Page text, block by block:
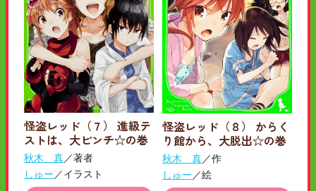
怪盗レッド（７） 進級テ
ストは、大ピンチ☆の巻
秋木 真／著者
しゅー ／イラスト
怪盗レッド（８） からく
り館から、大脱出☆の巻
秋木 真／作
しゅー ／絵